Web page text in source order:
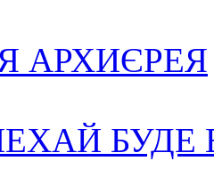
АРХИЄРЕЯ
БУДЕ